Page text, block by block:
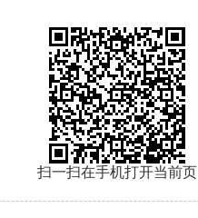
扫一扫在手机打开当前页